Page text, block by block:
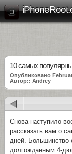
10 самых
Опубликовано
Автор:: Andrey
Снова наступило
рассказать вам о
дней. Большинство
долгожданным 4-